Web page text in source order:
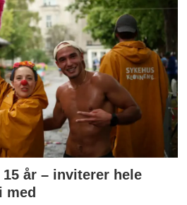
år – inviterer hele
med